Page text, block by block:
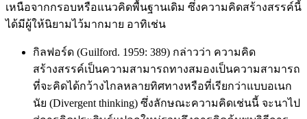
เหนือจากกรอบหรือแนวคิดพื้นฐานเดิม ซึ่งความคิดสร้างสรรค์นี้
ได้มีผู้ให้นิยามไว้มากมาย อาทิเช่น
กิลฟอร์ด (Guilford. 1959: 389) กล่าวว่า ความคิด
สร้างสรรค์เป็นความสามารถทางสมองเป็นความสามารถ
ที่จะคิดได้กว้างไกลหลายทิศทางหรือที่เรียกว่าแบบอเนก
นัย (Divergent thinking) ซึ่งลักษณะความคิดเช่นนี้ จะนาไป